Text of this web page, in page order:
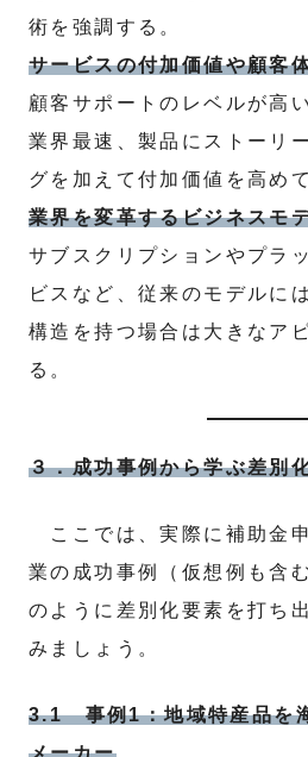
術を強調する。
サービスの付加価値や顧客
顧客サポートのレベルが高
業界最速、製品にストーリ
グを加えて付加価値を高め
業界を変革するビジネスモ
サブスクリプションやプラ
ビスなど、従来のモデルに
構造を持つ場合は大きなア
る。
３．成功事例から学ぶ差別
ここでは、実際に補助金
業の成功事例（仮想例も含
のように差別化要素を打ち
みましょう。
3.1 事例1：地域特産品を
メーカー